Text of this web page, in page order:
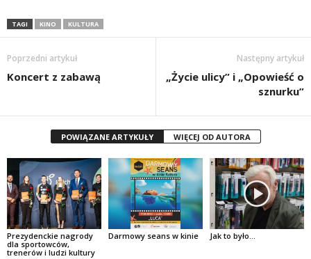
TAGI KINO KULTURA
Poprzedni artykuł
Koncert z zabawą
Następny artykuł
„Życie ulicy” i „Opowieść o
sznurku”
POWIĄZANE ARTYKUŁY WIĘCEJ OD AUTORA
Prezydenckie nagrody
dla sportowców,
trenerów i ludzi kultury
Darmowy seans w kinie Jak to było…